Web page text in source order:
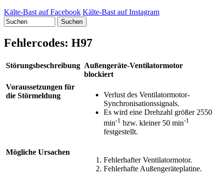
Kälte-Bast auf Facebook Kälte-Bast auf Instagram
Suchen
Fehlercodes: H97
Störungsbeschreibung Außengeräte-Ventilatormotor
blockiert
Voraussetzungen für
die Störmeldung
Verlust des Ventilatormotor-
Synchronisationssignals.
Es wird eine Drehzahl größer 2550
min-1 bzw. kleiner 50 min-1
festgestellt.
Mögliche Ursachen
Fehlerhafter Ventilatormotor.
Fehlerhafte Außengeräteplatine.